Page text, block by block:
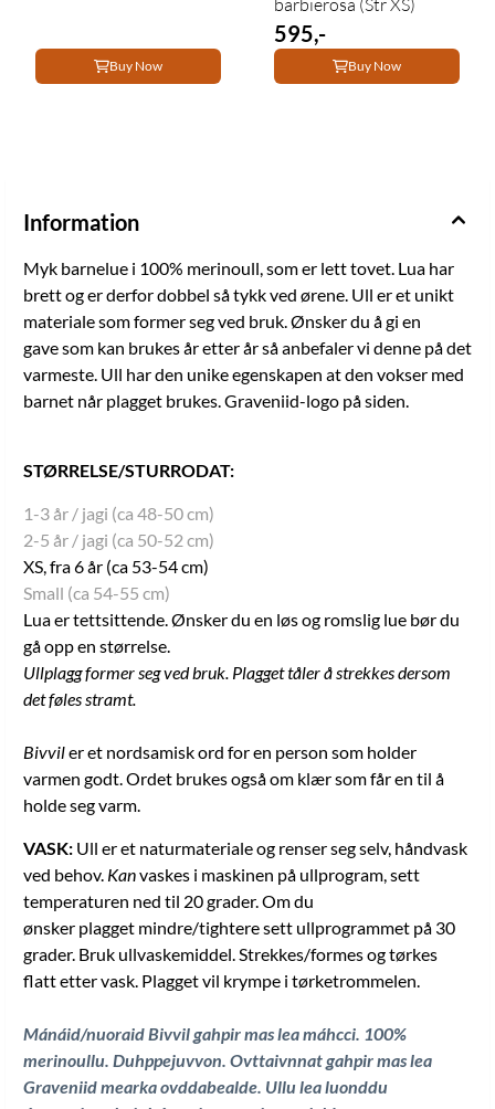
Buy Now
595,-
Buy Now
Information
Myk barnelue i 100% merinoull, som er lett tovet. Lua har
brett og er derfor dobbel så tykk ved ørene. Ull er et unikt
materiale som former seg ved bruk. Ønsker du å gi en
gave som kan brukes år etter år så anbefaler vi denne på det
varmeste. Ull har den unike egenskapen at den vokser med
barnet når plagget brukes. Graveniid-logo på siden.
STØRRELSE/STURRODAT:
1-3 år / jagi (ca 48-50 cm)
2-5 år / jagi (ca 50-52 cm)
XS, fra 6 år (ca 53-54 cm)
Small (ca 54-55 cm)
Lua er tettsittende. Ønsker du en løs og romslig lue bør du
gå opp en størrelse.
Ullplagg former seg ved bruk. Plagget tåler å strekkes dersom
det føles stramt.
Bivviler et nordsamisk ord for en person som holder
varmen godt. Ordet brukes også om klær som får en til å
holde seg varm.
VASK: Ull er et naturmateriale og renser seg selv, håndvask
ved behov. Kanvaskes i maskinen på ullprogram, sett
temperaturen ned til 20 grader. Om du
ønsker plagget mindre/tightere sett ullprogrammet på 30
grader. Bruk ullvaskemiddel. Strekkes/formes og tørkes
flatt etter vask. Plagget vil krympe i tørketrommelen.
Mánáid/nuoraid Bivvil gahpir mas lea máhcci. 100%
merinoullu. Duhppejuvvon. Ovttaivnnat gahpir mas lea
Graveniid mearka ovddabealde. Ullu lea luonddu